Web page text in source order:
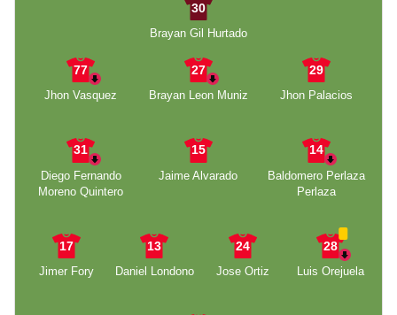
30
Brayan Gil Hurtado
77
Jhon Vasquez
27
Brayan Leon Muniz
29
Jhon Palacios
31
Diego Fernando
Moreno Quintero
15
Jaime Alvarado
14
Baldomero Perlaza
Perlaza
17
Jimer Fory
13
Daniel Londono
24
Jose Ortiz
28
Luis Orejuela